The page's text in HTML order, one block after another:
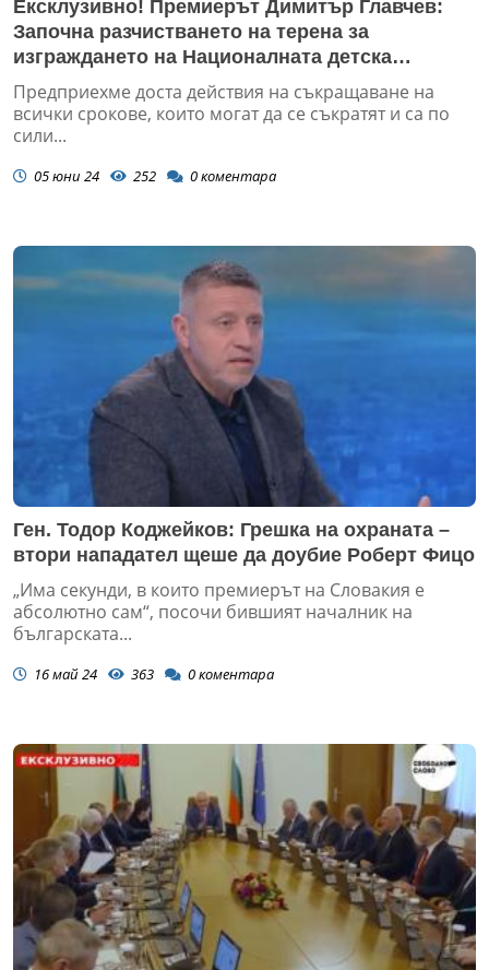
Ексклузивно! Премиерът Димитър Главчев:
Започна разчистването на терена за
изграждането на Националната детска
болница
Предприехме доста действия на съкращаване на
всички срокове, които могат да се съкратят и са по
сили...
05 юни 24 252 0коментара
Ген. Тодор Коджейков: Грешка на охраната –
втори нападател щеше да доубие Роберт Фицо
„Има секунди, в които премиерът на Словакия е
абсолютно сам“, посочи бившият началник на
българската...
16 май 24 363 0коментара